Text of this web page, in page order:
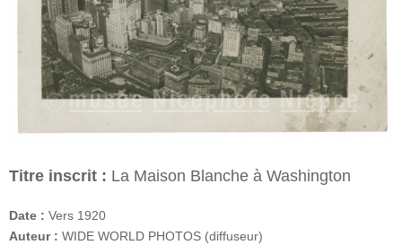
Titre inscrit : La Maison Blanche à Washington
Date : Vers 1920
Auteur : WIDE WORLD PHOTOS (diffuseur)